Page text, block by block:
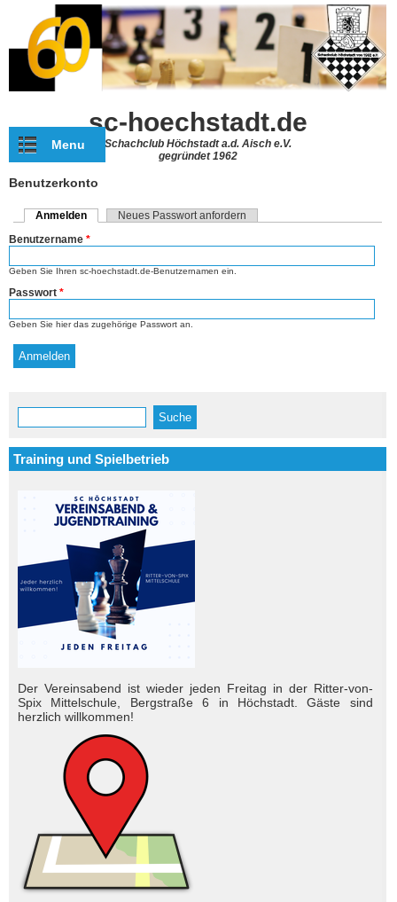
Direkt zum Inhalt
sc-hoechstadt.de
Schachclub Höchstadt a.d. Aisch e.V.
gegründet 1962
Menu
Benutzerkonto
Haupt-Reiter
Anmelden (aktiver Reiter)
Neues Passwort anfordern
Benutzername *
Geben Sie Ihren sc-hoechstadt.de-Benutzernamen ein.
Passwort *
Geben Sie hier das zugehörige Passwort an.
Suchformular
Suche
Training und Spielbetrieb
Der Vereinsabend ist wieder jeden Freitag in der Ritter-von-
Spix Mittelschule, Bergstraße 6 in Höchstadt. Gäste sind
herzlich will­kom­men!